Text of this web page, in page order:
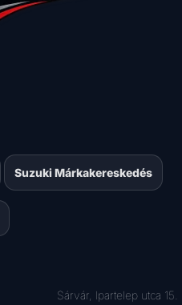
Suzuki Márkakereskedés
Sárvár, Ipartelep utca 15.